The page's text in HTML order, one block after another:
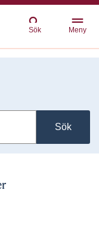
Sök Meny
Sök